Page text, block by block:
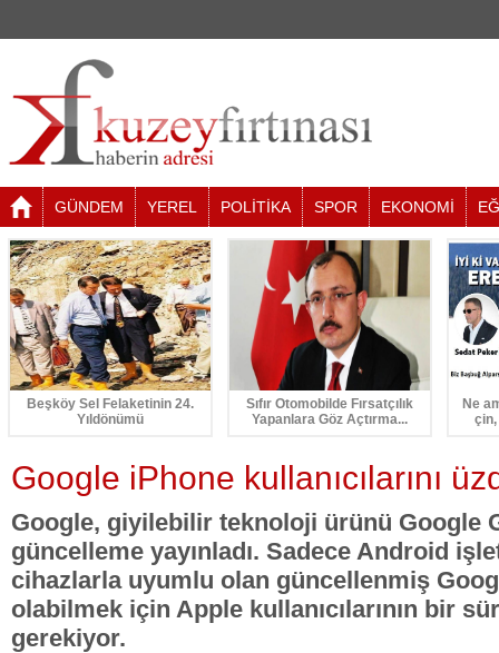
GÜNDEM YEREL POLİTİKA SPOR EKONOMİ
Beşköy Sel Felaketinin 24.
Yıldönümü
Sıfır Otomobilde Fırsatçılık
Yapanlara Göz Açtırma...
Ne
Google iPhone kullanıcılarını
Google, giyilebilir teknoloji ürünü Google
güncelleme yayınladı. Sadece Android
cihazlarla uyumlu olan güncellenmiş
olabilmek için Apple kullanıcılarının bir
gerekiyor.